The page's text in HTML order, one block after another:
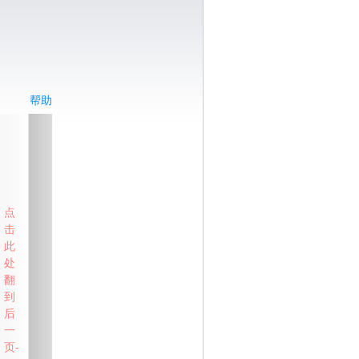
帮助
点
击
此
处
翻
到
后
一
页-